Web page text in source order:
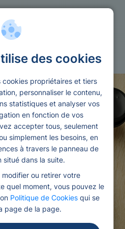
des cookies
cookies propriétaires et tiers
personnaliser le contenu,
statistiques et analyser vos
en fonction de vos
accepter tous, seulement
simplement les besoins, en
à travers le panneau de
situé dans la suite.
modifier ou retirer votre
quel moment, vous pouvez le
Politique de Cookiesqui se
page de la page.